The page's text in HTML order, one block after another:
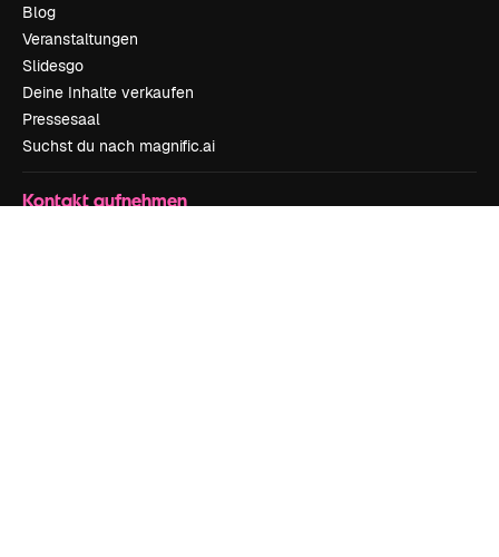
Blog
Veranstaltungen
Slidesgo
Deine Inhalte verkaufen
Pressesaal
Suchst du nach magnific.ai
Kontakt aufnehmen